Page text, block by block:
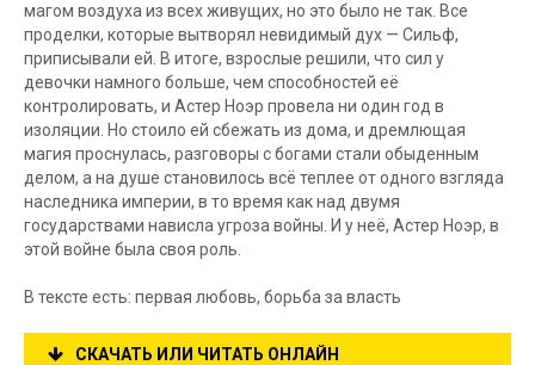
магом воздуха из всех живущих, но это было не так. Все
проделки, которые вытворял невидимый дух — Сильф,
приписывали ей. В итоге, взрослые решили, что сил у
девочки намного больше, чем способностей её
контролировать, и Астер Ноэр провела ни один год в
изоляции. Но стоило ей сбежать из дома, и дремлющая
магия проснулась, разговоры с богами стали обыденным
делом, а на душе становилось всё теплее от одного взгляда
наследника империи, в то время как над двумя
государствами нависла угроза войны. И у неё, Астер Ноэр, в
этой войне была своя роль.
В тексте есть: первая любовь, борьба за власть
СКАЧАТЬ ИЛИ ЧИТАТЬ ОНЛАЙН